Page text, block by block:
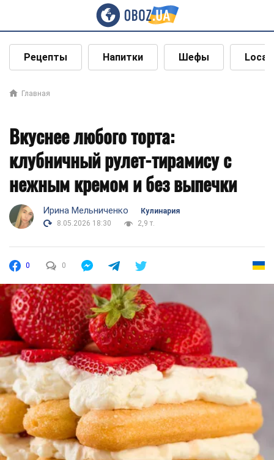
Рецепты Напитки Шефы Local
Главная
Вкуснее любого торта:
клубничный рулет-тирамису с
нежным кремом и без выпечки
Ирина Мельниченко
Кулинария
8.05.2026 18:30
2,9 т.
0 0